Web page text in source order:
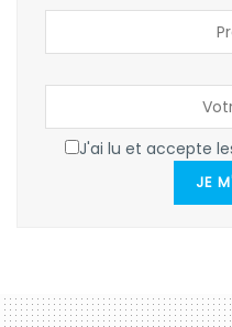
J'ai lu et accepte
JE